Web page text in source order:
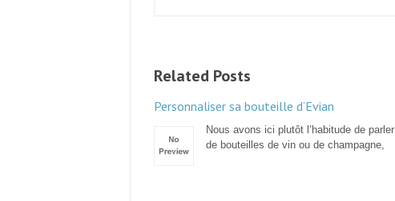
Related Posts
Personnaliser sa bouteille d’Evian
Nous avons ici plutôt l’habitude de parler
de bouteilles de vin ou de champagne,